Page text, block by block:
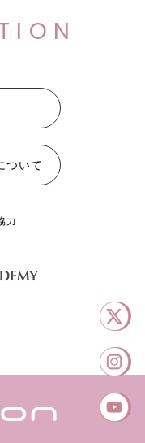
ついて
力